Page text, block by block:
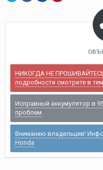
НИКОГДА НЕ
подробности смотрите в
Исправный аккумулятор в
проблем
Вниманию владельцев!
Honda